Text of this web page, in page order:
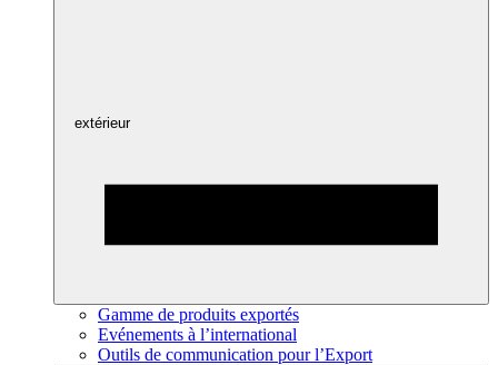
extérieur
Gamme de produits exportés
Evénements à l’international
Outils de communication pour l’Export